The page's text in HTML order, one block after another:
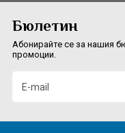
Бюлетин
Абонирайте се за нашия
промоции.